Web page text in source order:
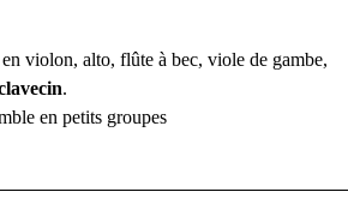
violon, alto, flûte à bec, viole de gambe,
.
en petits groupes